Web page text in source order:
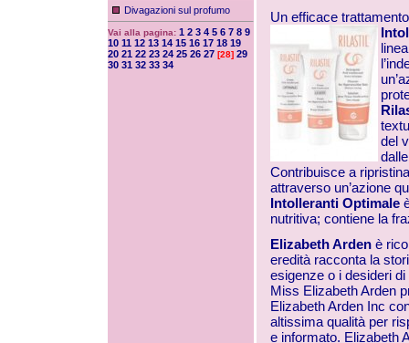
Divagazioni sul profumo
Vai alla pagina: 1 2 3 4 5 6 7 8 9
10 11 12 13 14 15 16 17 18 19
20 21 22 23 24 25 26 27 [28] 29
30 31 32 33 34
Un efficace
del
Contribuisce a
attraverso un’azione
Intolleranti Optimale
nutritiva; contiene la
Elizabeth Arden è
eredità racconta la
esigenze o i desideri
Miss Elizabeth Arden
Elizabeth Arden Inc
altissima qualità per
e informato. Elizabeth